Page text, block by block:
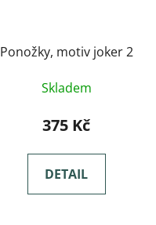
Ponožky, motiv joker 2
Skladem
375 Kč
DETAIL